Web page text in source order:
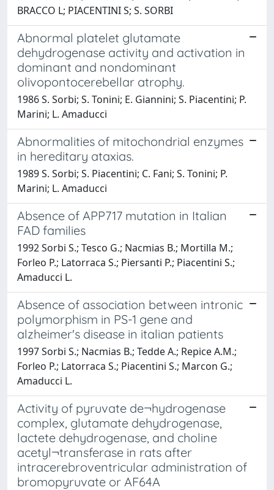
BRACCO L; PIACENTINI S; S. SORBI
Abnormal platelet glutamate
dehydrogenase activity and activation in
dominant and nondominant
olivopontocerebellar atrophy.
1986 S. Sorbi; S. Tonini; E. Giannini; S. Piacentini; P.
Marini; L. Amaducci
Abnormalities of mitochondrial enzymes
in hereditary ataxias.
1989 S. Sorbi; S. Piacentini; C. Fani; S. Tonini; P.
Marini; L. Amaducci
Absence of APP717 mutation in Italian
FAD families
1992 Sorbi S.; Tesco G.; Nacmias B.; Mortilla M.;
Forleo P.; Latorraca S.; Piersanti P.; Piacentini S.;
Amaducci L.
Absence of association between intronic
polymorphism in PS-1 gene and
alzheimer's disease in italian patients
1997 Sorbi S.; Nacmias B.; Tedde A.; Repice A.M.;
Forleo P.; Latorraca S.; Piacentini S.; Marcon G.;
Amaducci L.
Activity of pyruvate de¬hydrogenase
complex, glutamate dehydrogenase,
lactete dehydrogenase, and choline
acetyl¬transferase in rats after
intracerebroventricular administration of
bromopyruvate or AF64A